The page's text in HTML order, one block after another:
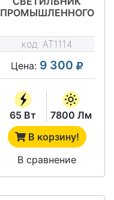
ПРОМЫШЛЕННОГО
ДО-065/К20 ТИП
STAR
код: AT1114
Цена: 9 300
65 Вт
7800 Лм
В корзину!
В сравнение